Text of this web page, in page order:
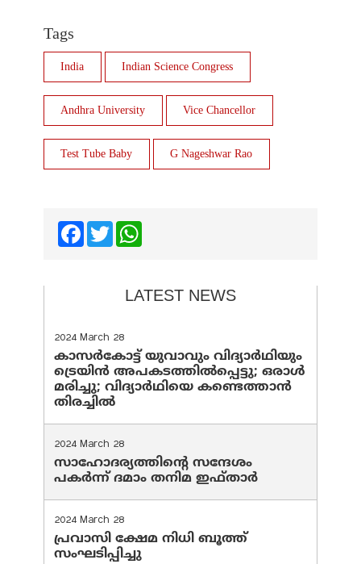
Tags
India Indian Science Congress
Andhra University Vice Chancellor
Test Tube Baby G Nageshwar Rao
FacebookTwitter
LATEST NEWS
2024 March 28
കാസർകോട്ട് യുവാവും വിദ്യാർഥിയും
ട്രെയിൻ അപകടത്തിൽപ്പെട്ടു; ഒരാൾ
മരിച്ചു; വിദ്യാർഥിയെ കണ്ടെത്താൻ
തിരച്ചിൽ
2024 March 28
സാഹോദര്യത്തിന്റെ സന്ദേശം
പകർന്ന് ദമാം തനിമ ഇഫ്‌താർ
2024 March 28
പ്രവാസി ക്ഷേമ നിധി ബൂത്ത്
സംഘടിപ്പിച്ചു